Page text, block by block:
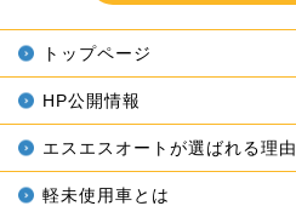
トップページ
HP公開情報
エスエスオートが選ばれる理由
軽未使用車とは